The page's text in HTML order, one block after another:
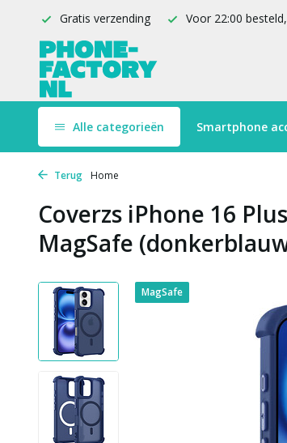
Gratis verzending Voor 22:00
Alle categorieën Smartphone
Terug Home
Coverzs iPhone 16
MagSafe
MagSafe